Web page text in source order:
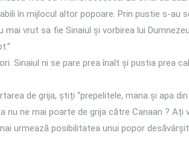
în mijlocul altor popoare. Prin pustie s-au
mai vrut sa fie Sinaiul și vorbirea lui
Sinaiul ni se pare prea înalt și pustia prea
de grija, știți “prepelitele, mana și apa
nu ne mai poarte de grija către Canaan ? Ați
urmează posibilitatea unui popor